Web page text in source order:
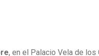
, en el Palacio Vela de